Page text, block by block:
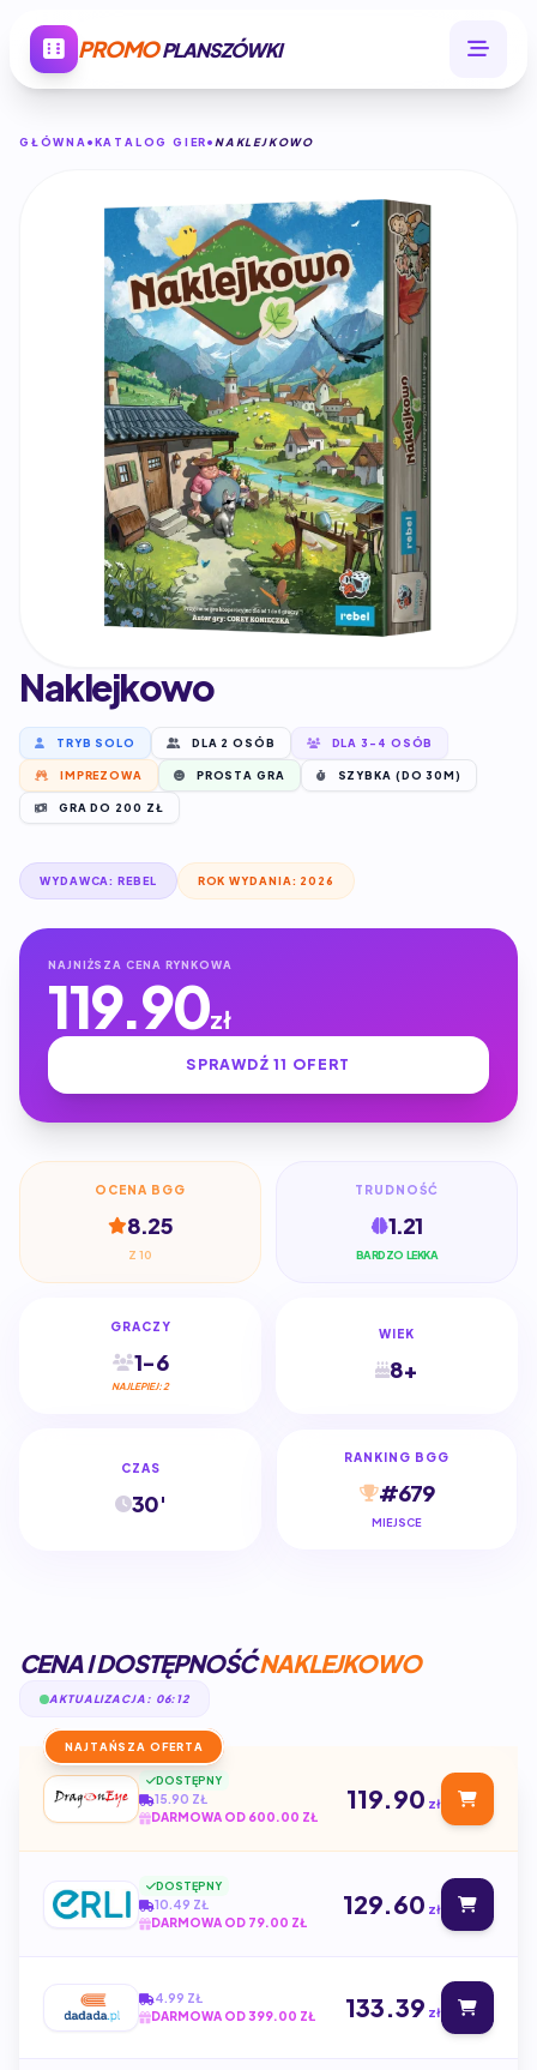
PROMOPLANSZÓWKI
GŁÓWNA KATALOG GIER NAKLEJKOWO
Naklejkowo
TRYB SOLO DLA 2 OSÓB DLA 3-4 OSÓB
IMPREZOWA PROSTA GRA SZYBKA (DO 30M)
GRA DO 200 ZŁ
WYDAWCA: REBEL ROK WYDANIA: 2026
NAJNIŻSZA CENA RYNKOWA
119.90zł
SPRAWDŹ 11 OFERT
OCENA BGG
8.25
Z 10
TRUDNOŚĆ
1.21
BARDZO LEKKA
GRACZY
1-6
NAJLEPIEJ: 2
WIEK
8+
CZAS
30'
RANKING BGG
#679
MIEJSCE
CENA I DOSTĘPNOŚĆNAKLEJKOWO
AKTUALIZACJA: 06:12
NAJTAŃSZA OFERTA
DOSTĘPNY
15.90 ZŁ
DARMOWA OD 600.00 ZŁ
119.90 zł
DOSTĘPNY
10.49 ZŁ
DARMOWA OD 79.00 ZŁ
129.60 zł
4.99 ZŁ
DARMOWA OD 399.00 ZŁ
133.39 zł